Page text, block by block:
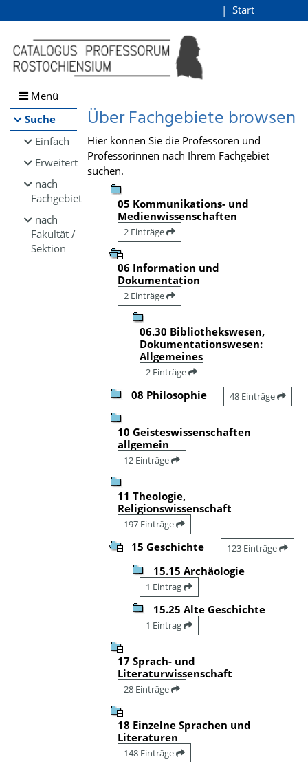
Browsen
direkt zum Inhalt
Start
Menü
Suche
Einfach
Erweitert
nach
Fachgebiet
nach
Fakultät /
Sektion
Über Fachgebiete browsen
Hier können Sie die Professoren und
Professorinnen nach Ihrem Fachgebiet
suchen.
05 Kommunikations- und
Medienwissenschaften
2 Einträge
06 Information und
Dokumentation
2 Einträge
06.30 Bibliothekswesen,
Dokumentationswesen:
Allgemeines
2 Einträge
08 Philosophie 48 Einträge
10 Geisteswissenschaften
allgemein
12 Einträge
11 Theologie,
Religionswissenschaft
197 Einträge
15 Geschichte 123 Einträge
15.15 Archäologie
1 Eintrag
15.25 Alte Geschichte
1 Eintrag
17 Sprach- und
Literaturwissenschaft
28 Einträge
18 Einzelne Sprachen und
Literaturen
148 Einträge